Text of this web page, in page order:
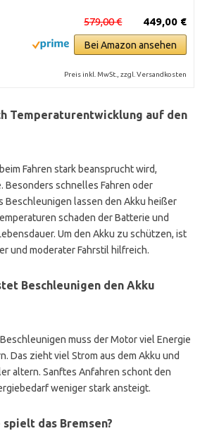
449,00 €
579,00 €
Bei Amazon ansehen
Preis inkl. MwSt., zzgl. Versandkosten
Temperaturentwicklung auf den
Fahren stark beansprucht wird,
Besonders schnelles Fahren oder
Beschleunigen lassen den Akku heißer
schaden der Batterie und
Um den Akku zu schützen, ist
und moderater Fahrstil hilfreich.
Beschleunigen den Akku
muss der Motor viel Energie
Das zieht viel Strom aus dem Akku und
altern. Sanftes Anfahren schont den
weniger stark ansteigt.
spielt das Bremsen?